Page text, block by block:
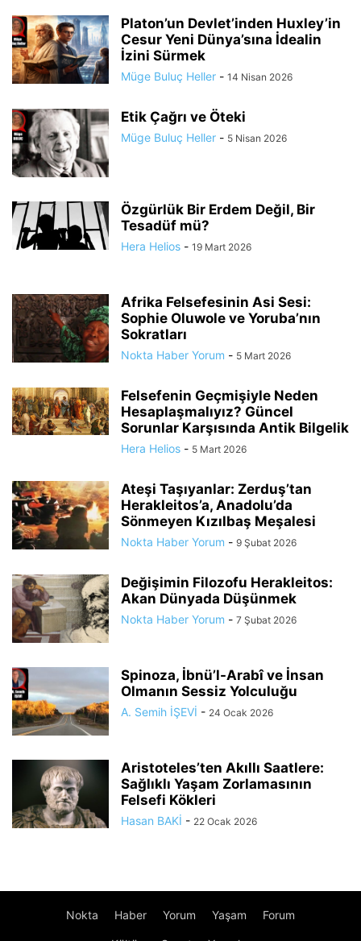
Platon’un Devlet’inden Huxley’in
Cesur Yeni Dünya’sına İdealin
İzini Sürmek
Müge Buluç Heller - 14 Nisan 2026
Etik Çağrı ve Öteki
Müge Buluç Heller - 5 Nisan 2026
Özgürlük Bir Erdem Değil, Bir
Tesadüf mü?
Hera Helios - 19 Mart 2026
Afrika Felsefesinin Asi Sesi:
Sophie Oluwole ve Yoruba’nın
Sokratları
Nokta Haber Yorum - 5 Mart 2026
Felsefenin Geçmişiyle Neden
Hesaplaşmalıyız? Güncel
Sorunlar Karşısında Antik Bilgelik
Hera Helios - 5 Mart 2026
Ateşi Taşıyanlar: Zerduş’tan
Herakleitos’a, Anadolu’da
Sönmeyen Kızılbaş Meşalesi
Nokta Haber Yorum - 9 Şubat 2026
Değişimin Filozofu Herakleitos:
Akan Dünyada Düşünmek
Nokta Haber Yorum - 7 Şubat 2026
Spinoza, İbnü’l-Arabî ve İnsan
Olmanın Sessiz Yolculuğu
A. Semih İŞEVİ - 24 Ocak 2026
Aristoteles’ten Akıllı Saatlere:
Sağlıklı Yaşam Zorlamasının
Felsefi Kökleri
Hasan BAKİ - 22 Ocak 2026
Nokta Haber Yorum Yaşam Forum